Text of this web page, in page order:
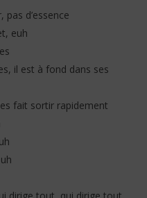
d’essence
euh
il est à fond dans ses
fait sortir rapidement